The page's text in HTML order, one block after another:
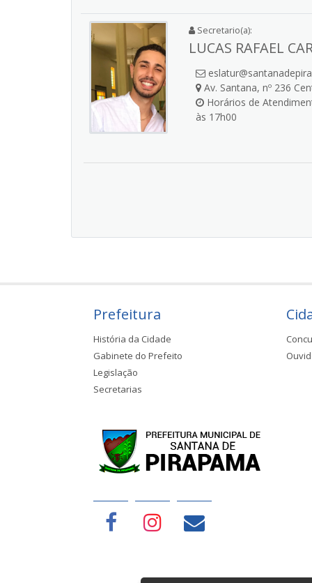
Secretario(a):
LUCAS RAFAEL
Av. Santana, nº 236
Horários de
às 17h00
Prefeitura
História da Cidade
Gabinete do Prefeito
Legislação
Secretarias